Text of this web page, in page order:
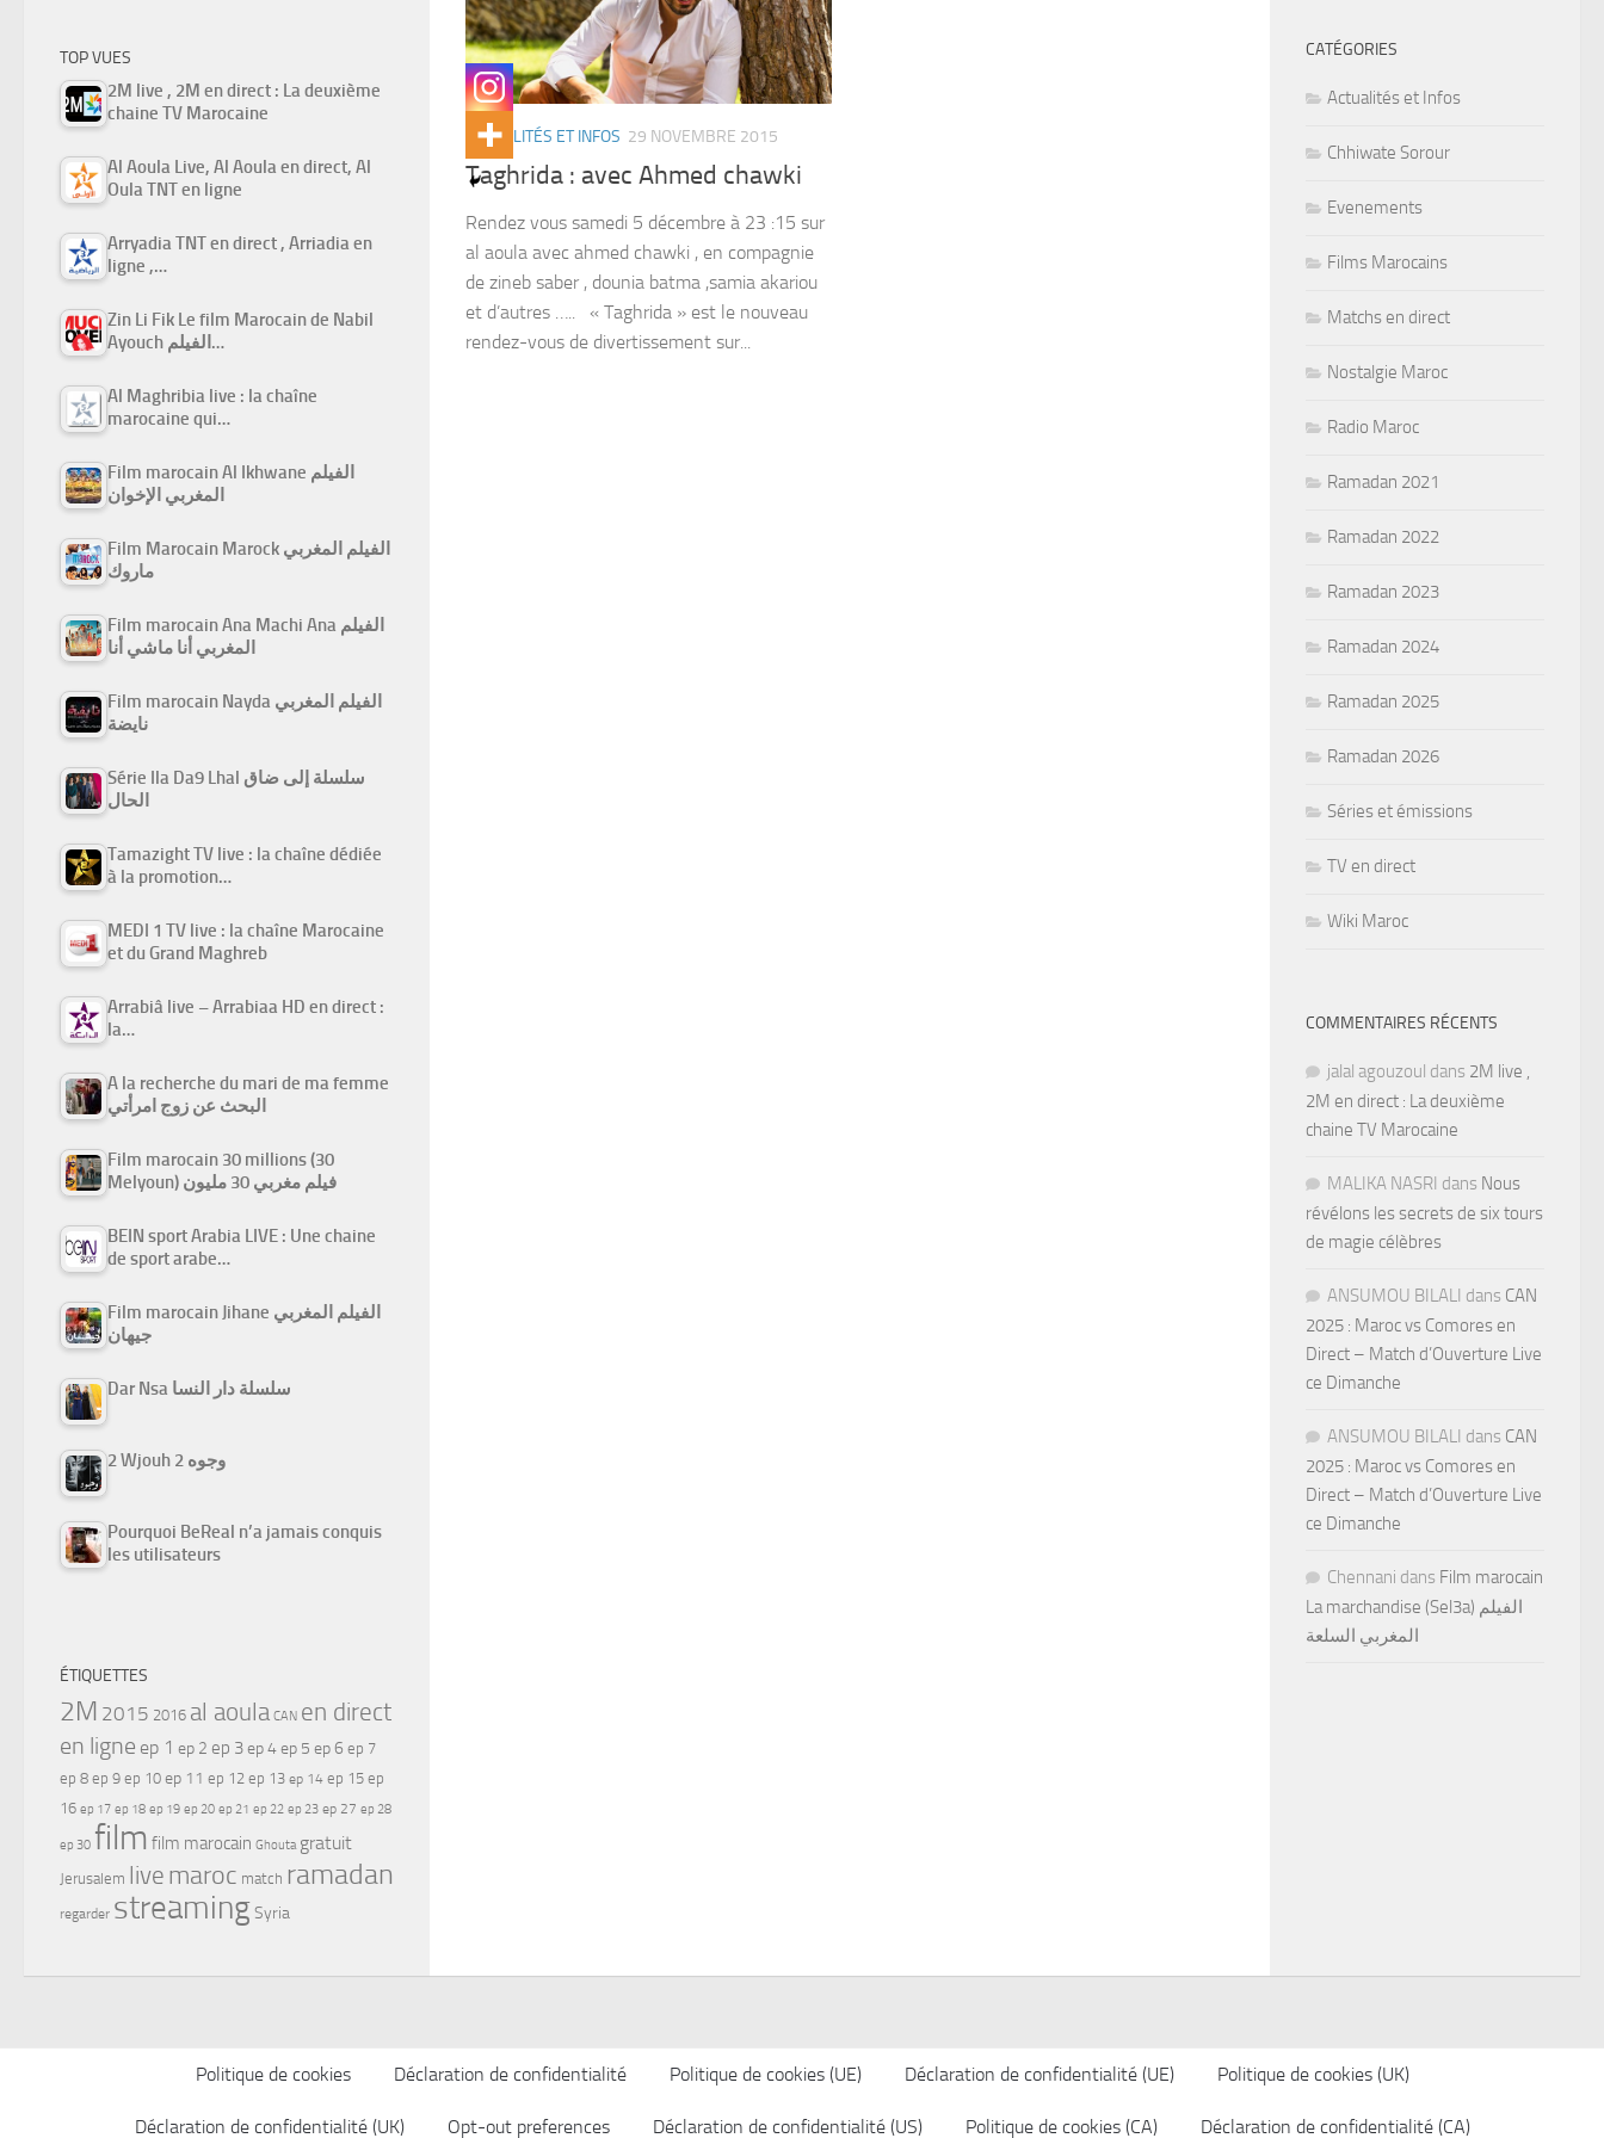
ACTUALITÉS ET INFOS 29 NOVEMBRE 2015
Taghrida : avec Ahmed chawki
Rendez vous samedi 5 décembre à 23 :15 sur
al aoula avec ahmed chawki , en compagnie
de zineb saber , dounia batma ,samia akariou
et d’autres ….. « Taghrida » est le nouveau
rendez-vous de divertissement sur...
TOP VUES
2M live , 2M en direct : La deuxième
chaine TV Marocaine
Al Aoula Live, Al Aoula en direct, Al
Oula TNT en ligne
Arryadia TNT en direct , Arriadia en
ligne ,…
Zin Li Fik Le film Marocain de Nabil
Ayouch الفيلم…
Al Maghribia live : la chaîne
marocaine qui…
Film marocain Al Ikhwane الفيلم
المغربي الإخوان
Film Marocain Marock الفيلم المغربي
ماروك
Film marocain Ana Machi Ana الفيلم
المغربي أنا ماشي أنا
Film marocain Nayda الفيلم المغربي
نايضة
Série Ila Da9 Lhal سلسلة إلى ضاق
الحال
Tamazight TV live : la chaîne dédiée
à la promotion…
MEDI 1 TV live : la chaîne Marocaine
et du Grand Maghreb
Arrabiâ live – Arrabiaa HD en direct :
la…
A la recherche du mari de ma femme
البحث عن زوج امرأتي
Film marocain 30 millions (30
Melyoun) فيلم مغربي 30 مليون
BEIN sport Arabia LIVE : Une chaine
de sport arabe…
Film marocain Jihane الفيلم المغربي
جيهان
Dar Nsa سلسلة دار النسا
2 Wjouh 2 وجوه
Pourquoi BeReal n’a jamais conquis
les utilisateurs
ÉTIQUETTES
2M 2015 2016 al aoula CAN en direct
en ligne ep 1 ep 2 ep 3ep 4ep 5 ep 6 ep 7
ep 8 ep 9 ep 10 ep 11 ep 12 ep 13 ep 14 ep 15 ep
16 ep 17 ep 18 ep 19 ep 20 ep 21 ep 22 ep 23 ep 27 ep 28
ep 30 film film marocain Ghouta gratuit
Jerusalem live maroc match ramadan
regarder streamingSyria
CATÉGORIES
Actualités et Infos
Chhiwate Sorour
Evenements
Films Marocains
Matchs en direct
Nostalgie Maroc
Radio Maroc
Ramadan 2021
Ramadan 2022
Ramadan 2023
Ramadan 2024
Ramadan 2025
Ramadan 2026
Séries et émissions
TV en direct
Wiki Maroc
COMMENTAIRES RÉCENTS
jalal agouzoul dans 2M live ,
2M en direct : La deuxième
chaine TV Marocaine
MALIKA NASRI dans Nous
révélons les secrets de six tours
de magie célèbres
ANSUMOU BILALI dans CAN
2025 : Maroc vs Comores en
Direct – Match d’Ouverture Live
ce Dimanche
ANSUMOU BILALI dans CAN
2025 : Maroc vs Comores en
Direct – Match d’Ouverture Live
ce Dimanche
Chennani dans Film marocain
La marchandise (Sel3a) الفيلم
المغربي السلعة
Politique de cookies Déclaration de confidentialité Politique de cookies (UE) Déclaration de confidentialité (UE) Politique de cookies (UK)
Déclaration de confidentialité (UK) Opt-out preferences Déclaration de confidentialité (US) Politique de cookies (CA) Déclaration de confidentialité (CA)